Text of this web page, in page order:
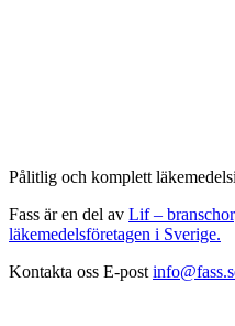
Pålitlig och komplett
Fass är en del av Lif –
läkemedelsföretagen i Sverige.
Kontakta oss E-post